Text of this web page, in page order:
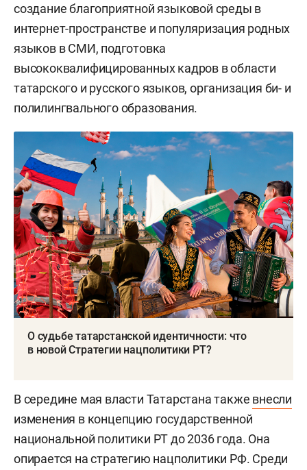
создание благоприятной языковой среды в
интернет-пространстве и популяризация родных
языков в СМИ, подготовка
высококвалифицированных кадров в области
татарского и русского языков, организация би- и
полилингвального образования.
О судьбе татарстанской идентичности: что
в новой Стратегии нацполитики РТ?
В середине мая власти Татарстана также внесли
изменения в концепцию государственной
национальной политики РТ до 2036 года. Она
опирается на стратегию нацполитики РФ. Среди